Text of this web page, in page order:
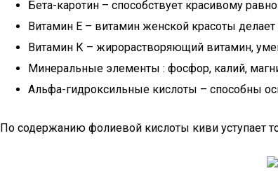
Бета-каротин – способствует красивому
Витамин Е – витамин женской красоты
Витамин К – жирорастворяющий витамин,
Минеральные элементы : фосфор, калий,
Альфа-гидроксильные кислоты – способны
По содержанию фолиевой кислоты киви уступает